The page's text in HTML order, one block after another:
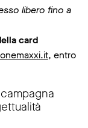
libero fino a
card
, entro